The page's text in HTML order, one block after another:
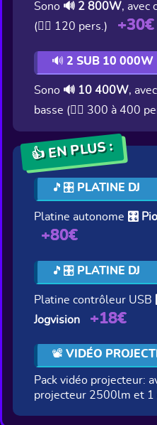
Sono 🔊 2 800W, avec
(👯‍♂️ 120 pers.)
+30€
🔊 2 SUB 10 000W
Sono 🔊 10 400W,
basse (👯‍♂️ 300 à 400
👍 EN PLUS :
🎵🎛️ PLATINE DJ
Platine autonome 🎛️
+80€
🎵🎛️ PLATINE DJ
Platine contrôleur USB
Jogvision
+18€
📽️ VIDÉO
Pack vidéo projecteur:
projecteur 2500lm et 1